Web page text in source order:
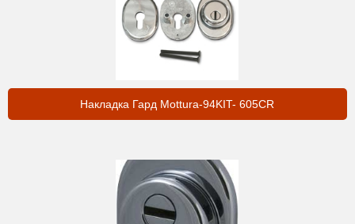
Накладка Гард Mottura-94KIT- 605CR